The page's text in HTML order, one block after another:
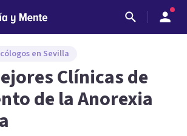
en Sevilla
Clínicas de
de la Anorexia